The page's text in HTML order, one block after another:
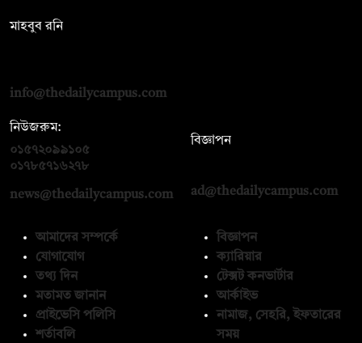
মাহবুব রনি
info@thedailycampus.com
নিউজরুম:
০১৫৭২০৯৯১০৫
০১৭৮৫৭১৬২৭৮
news@thedailycampus.com
বিজ্ঞাপন
ad@thedailycampus.com
আমাদের সম্পর্কে
যোগাযোগ
তথ্য দিন
মতামত জানান
প্রাইভেসি পলিসি
শর্তাবলি
বিজ্ঞাপন
ক্যারিয়ার
টেক্সট কনভার্টার
আর্কাইভ
নামাজ, সেহরি, ইফতারের
সময়